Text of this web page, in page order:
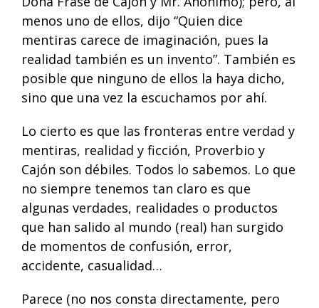
menos uno de ellos, dijo “Quien dice
mentiras carece de imaginación, pues la
realidad también es un invento”. También es
posible que ninguno de ellos la haya dicho,
sino que una vez la escuchamos por ahí.
Lo cierto es que las fronteras entre verdad y
mentiras, realidad y ficción, Proverbio y
Cajón son débiles. Todos lo sabemos. Lo que
no siempre tenemos tan claro es que
algunas verdades, realidades o productos
que han salido al mundo (real) han surgido
de momentos de confusión, error,
accidente, casualidad…
Parece (no nos consta directamente, pero